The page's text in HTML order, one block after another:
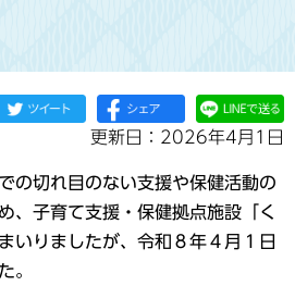
更新日：2026年4月1日
の切れ目のない支援や保健活動の
、子育て支援・保健拠点施設「く
いりましたが、令和８年４月１日
。